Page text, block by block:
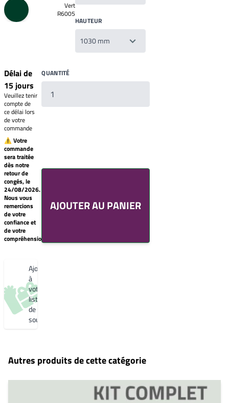
Vert
R6005
HAUTEUR
Délai de
15 jours
Veuillez tenir
compte de
ce délai lors
de votre
commande
⚠ Votre
commande
sera traitée
dès notre
retour de
congés, le
24/08/2026.
Nous vous
remercions
de votre
confiance et
de votre
compréhension.
QUANTITÉ
AJOUTER AU PANIER
Votre
liste
de
souhaits
Un
produit
0,00€
Créer
une
nouvelle
souhaitsAjouter
à
votre
liste
de
souhaits
Autres produits de cette catégorie